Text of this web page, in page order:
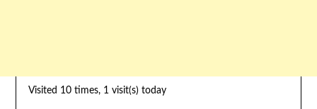
Visited 10 times, 1 visit(s) today